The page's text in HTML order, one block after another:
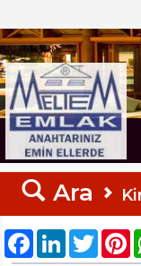
Ara
Facebook
LinkedInTwitter